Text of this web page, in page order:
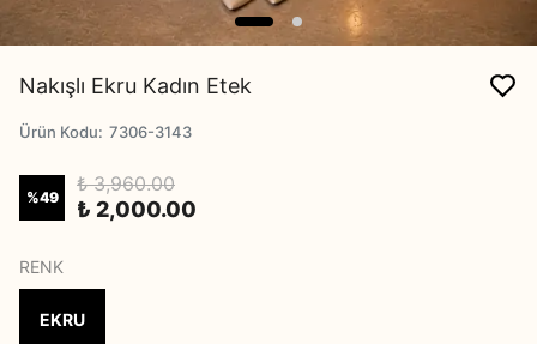
Nakışlı Ekru Kadın Etek
Ürün Kodu: 7306-3143
%49
₺ 3,960.00
₺ 2,000.00
RENK
EKRU